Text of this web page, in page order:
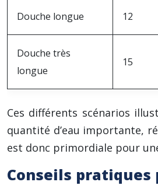
Douche longue 12
Douche très
longue
15
Ces différents scénarios
quantité d’eau importante,
est donc primordiale pour
Conseils pratiques